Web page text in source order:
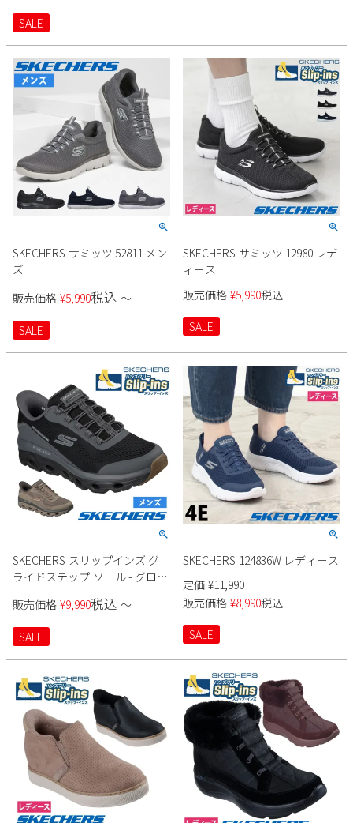
SALE
SKECHERS サミッツ 52811 メン
ズ
販売価格 ¥5,990税込 〜
SALE
SKECHERS サミッツ 12980 レデ
ィース
販売価格 ¥5,990税込
SALE
SKECHERS スリップインズ グ
ライドステップ ソール - グロー
販売価格 ¥9,990税込 〜
SALE
SKECHERS 124836W レディース
定価 ¥11,990
販売価格 ¥8,990税込
SALE